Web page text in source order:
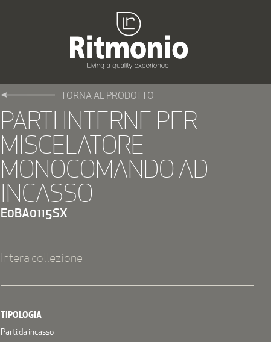
TORNA AL PRODOTTO
PARTI INTERNE PER
MISCELATORE
MONOCOMANDO AD
INCASSO
E0BA0115SX
Intera collezione
TIPOLOGIA
Parti da incasso